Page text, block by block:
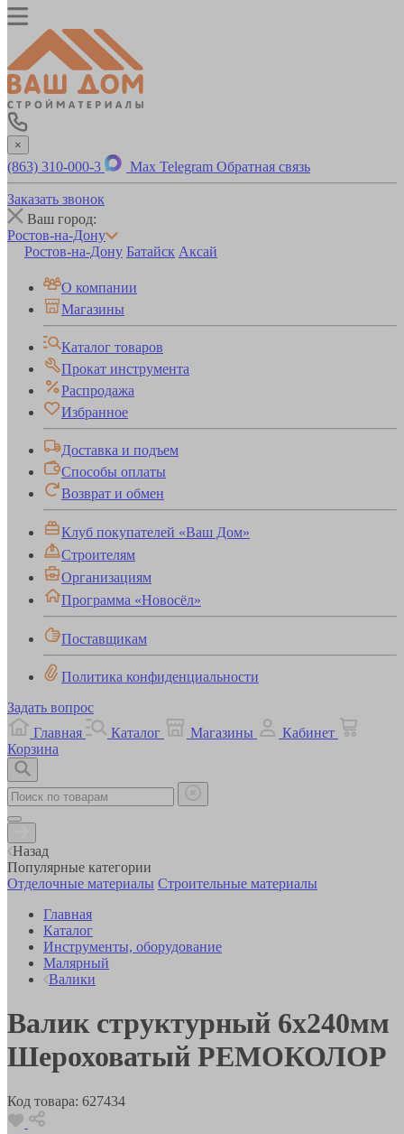
×
(863) 310-000-3 Max Telegram Обратная связь
Заказать звонок
Ваш город:
Ростов-на-Дону
Ростов-на-Дону Батайск Аксай
О компании
Магазины
Каталог товаров
Прокат инструмента
Распродажа
Избранное
Доставка и подъем
Способы оплаты
Возврат и обмен
Клуб покупателей «Ваш Дом»
Строителям
Организациям
Программа «Новосёл»
Поставщикам
Политика конфиденциальности
Задать вопрос
Главная
Каталог Магазины
Кабинет
Корзина
Назад
Популярные категории
Отделочные материалы Строительные материалы
Главная
Каталог
Инструменты, оборудование
Малярный
Валики
Валик структурный 6х240мм
Шероховатый РЕМОКОЛОР
Код товара: 627434